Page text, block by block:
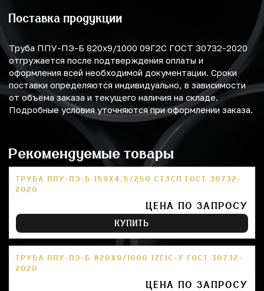
Поставка продукции
Труба ППУ-ПЭ-Б 820х9/1000 09Г2С ГОСТ 30732-2020
отгружается после подтверждения оплаты и
оформления всей необходимой документации. Сроки
поставки определяются индивидуально, в зависимости
от объёма заказа и текущего наличия на складе.
Подробные условия уточняются при оформлении заказа.
Рекомендуемые товары
ТРУБА ППУ-ПЭ-Б 159Х4,5/250 СТ3СП ГОСТ 30732-
2020
ЦЕНА ПО ЗАПРОСУ
КУПИТЬ
ТРУБА ППУ-ПЭ-Б 820Х9/1000 17Г1С-У ГОСТ 30732-
2020
ЦЕНА ПО ЗАПРОСУ